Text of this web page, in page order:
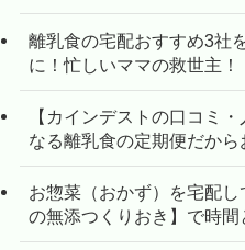
離乳食の宅配おすすめ3社
に！忙しいママの救世主！
【カインデストの口コミ
なる離乳食の定期便だから
お惣菜（おかず）を宅配
の無添つくりおき】で時間